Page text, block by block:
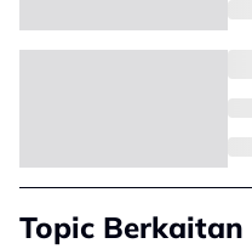
Topic Berkaitan